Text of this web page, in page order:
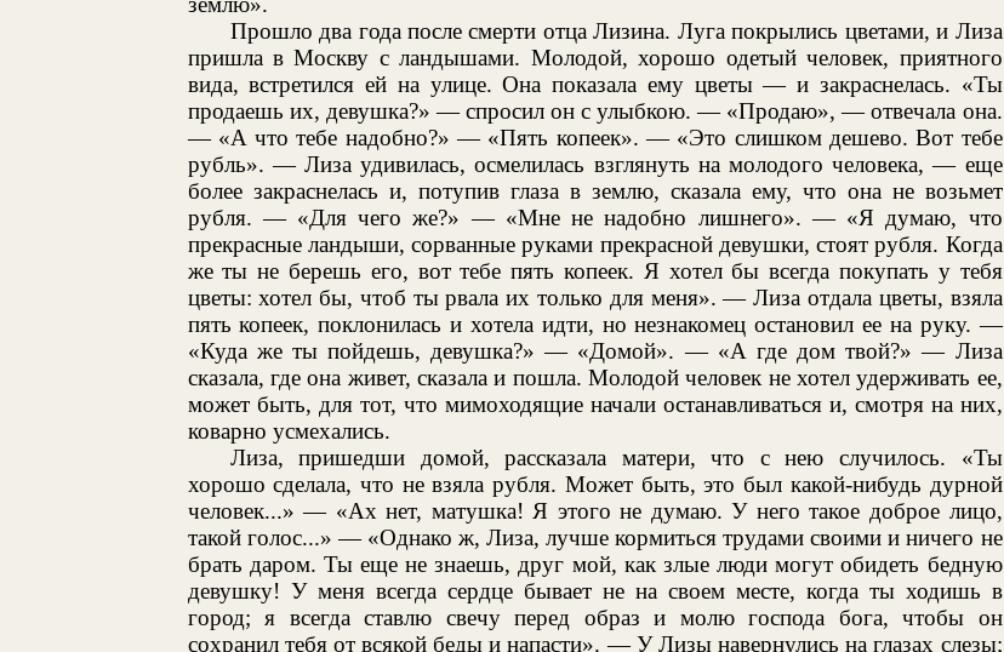
Прошло два года после смерти отца Лизина. Луга покрылись цветами, и Лиза
пришла в Москву с ландышами. Молодой, хорошо одетый человек, приятного
вида, встретился ей на улице. Она показала ему цветы — и закраснелась. «Ты
продаешь их, девушка?» — спросил он с улыбкою. — «Продаю», — отвечала она.
— «А что тебе надобно?» — «Пять копеек». — «Это слишком дешево. Вот тебе
рубль». — Лиза удивилась, осмелилась взглянуть на молодого человека, — еще
более закраснелась и, потупив глаза в землю, сказала ему, что она не возьмет
рубля. — «Для чего же?» — «Мне не надобно лишнего». — «Я думаю, что
прекрасные ландыши, сорванные руками прекрасной девушки, стоят рубля. Когда
же ты не берешь его, вот тебе пять копеек. Я хотел бы всегда покупать у тебя
цветы: хотел бы, чтоб ты рвала их только для меня». — Лиза отдала цветы, взяла
пять копеек, поклонилась и хотела идти, но незнакомец остановил ее на руку. —
«Куда же ты пойдешь, девушка?» — «Домой». — «А где дом твой?» — Лиза
сказала, где она живет, сказала и пошла. Молодой человек не хотел удерживать ее,
может быть, для тот, что мимоходящие начали останавливаться и, смотря на них,
коварно усмехались.
Лиза, пришедши домой, рассказала матери, что с нею случилось. «Ты
хорошо сделала, что не взяла рубля. Может быть, это был какой-нибудь дурной
человек...» — «Ах нет, матушка! Я этого не думаю. У него такое доброе лицо,
такой голос...» — «Однако ж, Лиза, лучше кормиться трудами своими и ничего не
брать даром. Ты еще не знаешь, друг мой, как злые люди могут обидеть бедную
девушку! У меня всегда сердце бывает не на своем месте, когда ты ходишь в
город; я всегда ставлю свечу перед образ и молю господа бога, чтобы он
сохранил тебя от всякой беды и напасти». — У Лизы навернулись на глазах слезы;